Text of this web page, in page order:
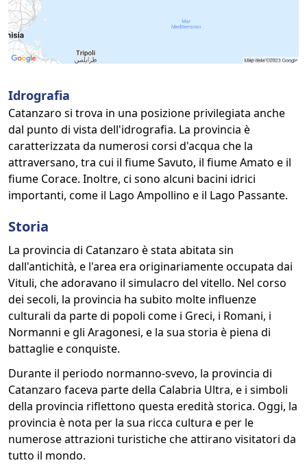
Idrografia
Catanzaro si trova in una posizione privilegiata anche
dal punto di vista dell'idrografia. La provincia è
caratterizzata da numerosi corsi d'acqua che la
attraversano, tra cui il fiume Savuto, il fiume Amato e il
fiume Corace. Inoltre, ci sono alcuni bacini idrici
importanti, come il Lago Ampollino e il Lago Passante.
Storia
La provincia di Catanzaro è stata abitata sin
dall'antichità, e l'area era originariamente occupata dai
Vituli, che adoravano il simulacro del vitello. Nel corso
dei secoli, la provincia ha subito molte influenze
culturali da parte di popoli come i Greci, i Romani, i
Normanni e gli Aragonesi, e la sua storia è piena di
battaglie e conquiste.
Durante il periodo normanno-svevo, la provincia di
Catanzaro faceva parte della Calabria Ultra, e i simboli
della provincia riflettono questa eredità storica. Oggi, la
provincia è nota per la sua ricca cultura e per le
numerose attrazioni turistiche che attirano visitatori da
tutto il mondo.